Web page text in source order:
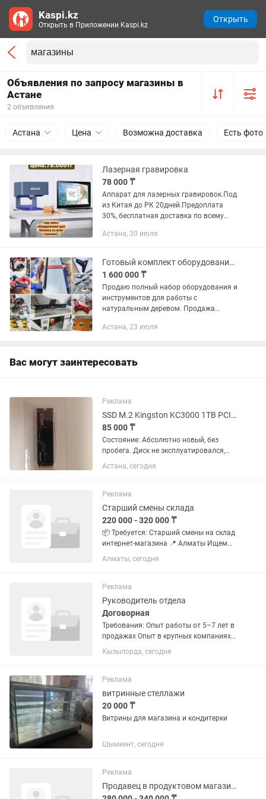
Объявления по запросу магазины в
Астане
2 объявления
Астана Цена Возможна доставка Есть фото
Лазерная гравировка
78 000 ₸
Аппарат для лазерных гравировок.Под
из Китая до РК 20дней.Предоплата
30%, бесплатная доставка по всему
Астана, 30 июля
Готовый комплект оборудования для столярного цеха (Массив). Мебельный
1 600 000 ₸
Продаю полный набор оборудования и
инструментов для работы с
натуральным деревом. Продажа
История комплекта: Покупал всё лично
Астана, 23 июля
Вас могут заинтересовать
Реклама
SSD M.2 Kingston KC3000 1TB PCIe 4.0.
85 000 ₸
Состояние: Абсолютно новый, без
пробега. Диск не эксплуатировался,
файлы не записывались, система не
ставилась. Отличное решение для тех,
магазина. Готов к любым...
Астана, сегодня
Реклама
Старший смены склада
220 000 - 320 000 ₸
📦 Требуется: Старший смены на склад
интернет-магазина 📍 Алматы Ищем
ответственную и внимательную
сотрудницу, который сможет
контролировать отправку заказов. ---
🔹...
Алматы, сегодня
Реклама
Руководитель отдела
Договорная
Требования: Опыт работы от 5–7 лет в
продажах Опыт в крупных компаниях
(стройматериалы, сантехника,
отопление, товары для дома — плюс)
выстраивать систему продаж ...
Кызылорда, сегодня
Реклама
витринные стеллажи
20 000 ₸
Витрины для магазина и кондитерки
Шымкент, сегодня
Реклама
Продавец в продуктовом магазине
Kaspi.kz
Открыть в Приложении Kaspi.kz
Открыть